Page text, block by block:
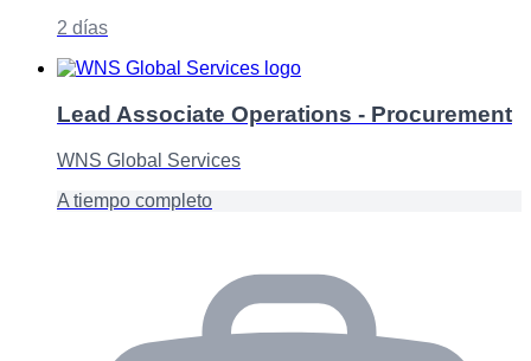
2 días
Lead Associate Operations - Procurement
WNS Global Services
A tiempo completo